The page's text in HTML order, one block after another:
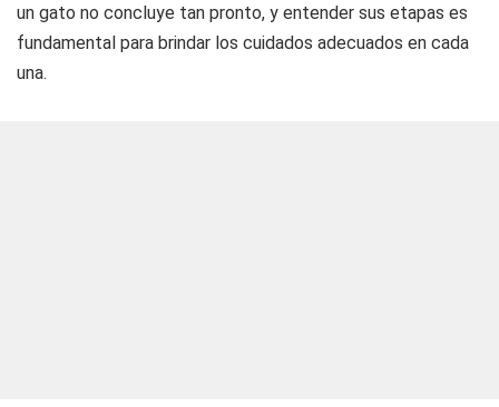
un gato no concluye tan pronto, y entender sus etapas es
fundamental para brindar los cuidados adecuados en cada
una.